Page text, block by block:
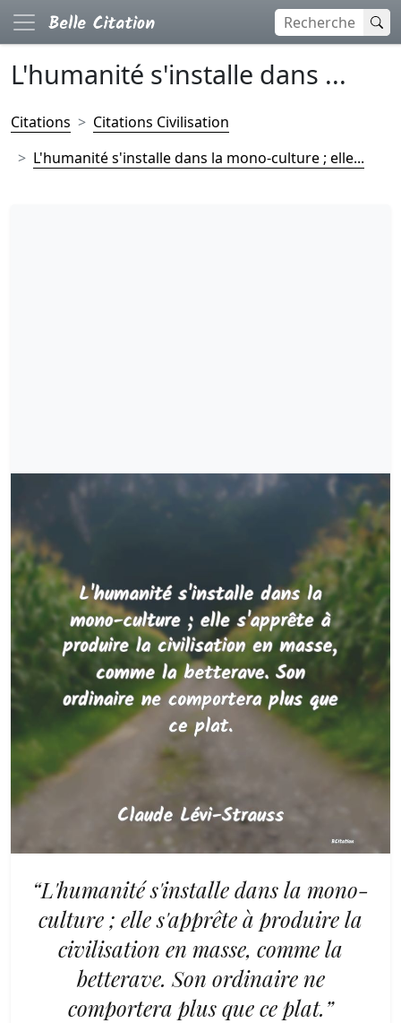
L'humanité s'installe dans ...
Citations
Citations Civilisation
L'humanité s'installe dans la mono-culture ; elle...
“L'humanité s'installe dans la mono-
culture ; elle s'apprête à produire la
civilisation en masse, comme la
betterave. Son ordinaire ne
comportera plus que ce plat.”